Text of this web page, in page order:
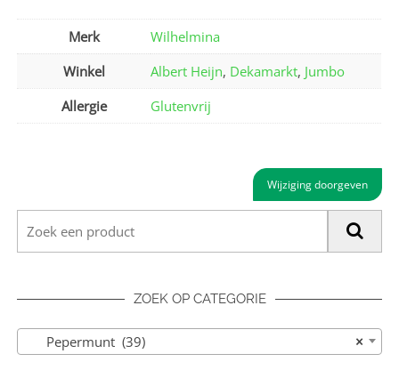
Merk
Wilhelmina
Winkel
Albert Heijn, Dekamarkt, Jumbo
Allergie
Glutenvrij
Wijziging doorgeven
ZOEK OP CATEGORIE
×
Pepermunt (39)